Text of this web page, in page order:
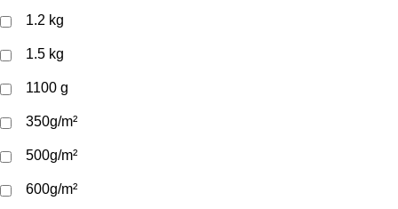
1.2 kg
1.5 kg
1100 g
350g/m²
500g/m²
600g/m²